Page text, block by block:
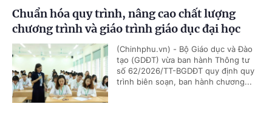
Chuẩn hóa quy trình, nâng cao chất lượng
chương trình và giáo trình giáo dục đại học
(Chinhphu.vn) - Bộ Giáo dục và Đào
tạo (GDĐT) vừa ban hành Thông tư
số 62/2026/TT-BGDĐT quy định quy
trình biên soạn, ban hành chương...